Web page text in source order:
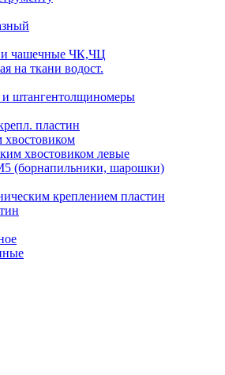
и чашечные ЧК,ЧЦ
на ткани водост.
штангентолщиномеры
пластин
хвостовиком
хвостовиком левые
(борнапильники, шарошки)
креплением пластин